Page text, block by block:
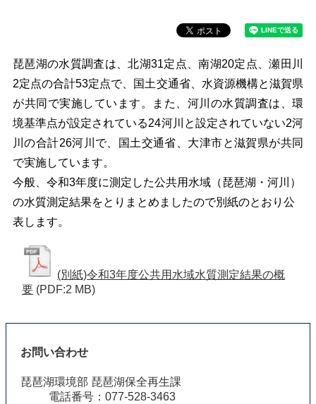
琵琶湖の水質調査は、北湖31定点、南湖20定点、瀬田川
2定点の合計53定点で、国土交通省、水資源機構と滋賀県
が共同で実施しています。また、河川の水質調査は、環
境基準点が設定されている24河川と設定されていない2河
川の合計26河川で、国土交通省、大津市と滋賀県が共同
で実施しています。
今般、令和3年度に測定した公共用水域（琵琶湖・河川）
の水質測定結果をとりまとめましたので別紙のとおり公
表します。
(別紙)令和3年度公共用水域水質測定結果の概
要 (PDF:2 MB)
お問い合わせ
琵琶湖環境部 琵琶湖保全再生課
電話番号：077-528-3463